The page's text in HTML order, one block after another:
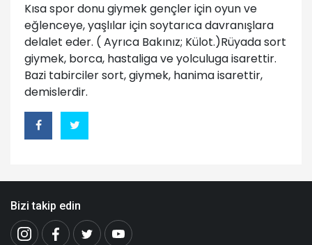
Kısa spor donu giymek gençler için oyun ve
eğlenceye, yaşlılar için soytarıca davranışlara
delalet eder. ( Ayrıca Bakınız; Külot.)Rüyada sort
giymek, borca, hastaliga ve yolculuga isarettir.
Bazi tabirciler sort, giymek, hanima isarettir,
demislerdir.
Bizi takip edin